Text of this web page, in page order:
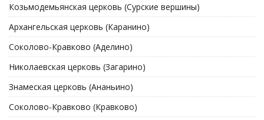
Козьмодемьянская церковь (Сурские вершины)
Архангельская церковь (Каранино)
Соколово-Кравково (Аделино)
Николаевская церковь (Загарино)
Знамеская церковь (Ананьино)
Соколово-Кравково (Кравково)